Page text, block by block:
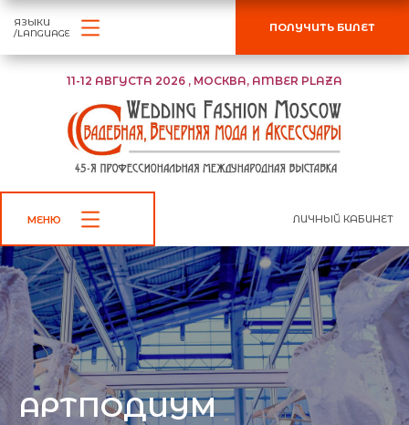
11-12 АВГУСТА 2026 , МОСКВА, AMBER PLAZA
ЛИЧНЫЙ КАБИНЕТ
ЯЗЫКИ
/LANGUAGE
ПОЛУЧИТЬ БИЛЕТ
МЕНЮ
АРТПОДИУМ